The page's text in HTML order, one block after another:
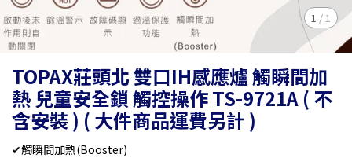
1 / 1
TOPAX莊頭北 雙口IH感應爐 觸瞬間加
熱 兒童安全鎖 觸控操作 TS-9721A ( 不
含安裝 ) ( 大件商品運費另計 )
✔觸瞬間加熱(Booster)